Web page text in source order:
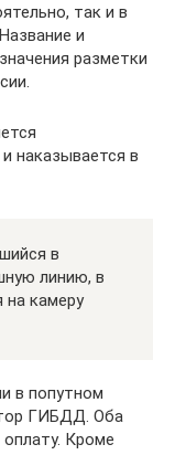
так и в
и
разметки
наказывается в
в
линию, в
на камеру
в попутном
ГИБДД. Оба
Кроме